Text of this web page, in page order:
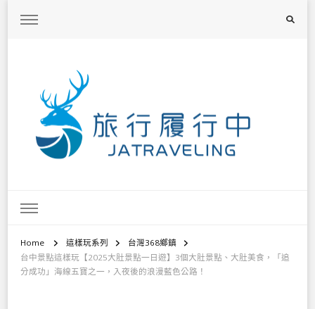
Home 這樣玩系列
台灣368鄉鎮
台中景點這樣玩【2025大肚景點一日遊】3個大肚景點、大肚美食，「追
分成功」海線五寶之一，入夜後的浪漫藍色公路！